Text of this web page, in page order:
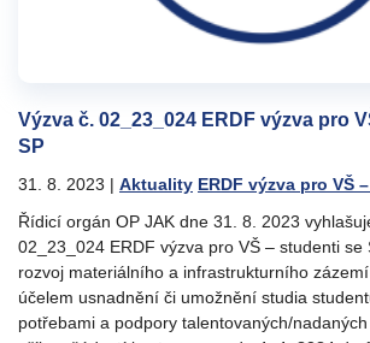
Výzva č. 02_23_024 ERDF výzva pro
SP
31. 8. 2023 | Aktuality ERDF výzva pro VŠ
Řídicí orgán OP JAK dne 31. 8. 2023
02_23_024 ERDF výzva pro VŠ – studenti se
rozvoj materiálního a infrastrukturního
účelem usnadnění či umožnění studia
potřebami a podpory talentovaných/